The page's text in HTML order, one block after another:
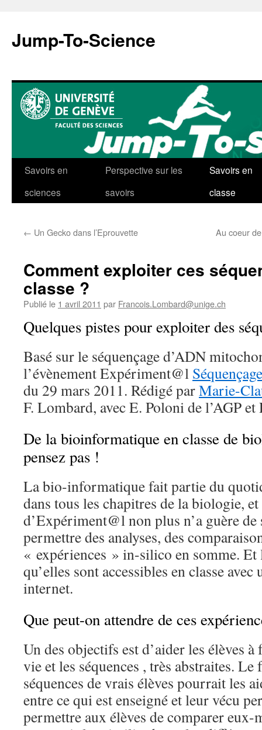
contenu
Jump-To-Science
Savoirs en
sciences
Perspective sur les
savoirs
Savoirs en
classe
← Un Gecko dans l’Eprouvette Au coeur
Comment exploiter ces
classe ?
Publié le 1 avril 2011 par Francois.Lombard@unige.ch
Quelques pistes pour exploiter des
Basé sur le séquençage d’ADN
l’évènement Expériment@l
du 29 mars 2011. Rédigé parMarie-
F. Lombard, avec E. Poloni de l’AGP et
De la bioinformatique en classe de
pensez pas !
La bio-informatique fait partie du
dans tous les chapitres de la biologie,
d’Expériment@l non plus n’a guère de
permettre des analyses, des
« expériences » in-silico en somme. Et
qu’elles sont accessibles en classe avec
internet.
Que peut-on attendre de ces
Un des objectifs est d’aider les élèves
vie et les séquences , très abstraites. Le
séquences de vrais élèves pourrait les
entre ce qui est enseigné et leur vécu
permettre aux élèves de comparer eux-